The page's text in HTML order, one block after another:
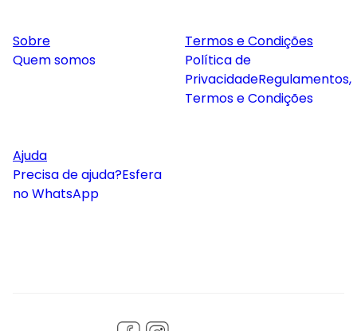
Sobre
Quem somos
Termos e Condições
Política de
PrivacidadeRegulamentos,
Termos e Condições
Ajuda
Precisa de ajuda?Esfera
no WhatsApp